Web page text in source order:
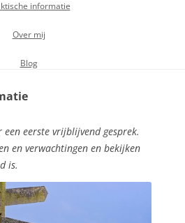
informatie
Over mij
Blog
eerste vrijblijvend gesprek.
en verwachtingen en bekijken
is.